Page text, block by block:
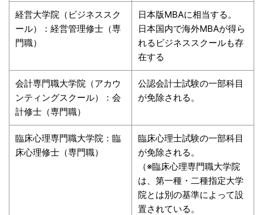
経営大学院（ビジネススク
ール）：経営管理修士（専
門職）
日本版MBAに相当する。
日本国内で海外MBAが得ら
れるビジネススクールも存
在する
会計専門職大学院（アカウ
ンティングスクール）：会
計修士（専門職）
公認会計士試験の一部科目
が免除される。
臨床心理専門職大学院：臨
床心理修士（専門職）
臨床心理士試験の一部科目
が免除される。
（※臨床心理専門職大学院
は、第一種・二種指定大学
院とは別の基準によって設
置されている。